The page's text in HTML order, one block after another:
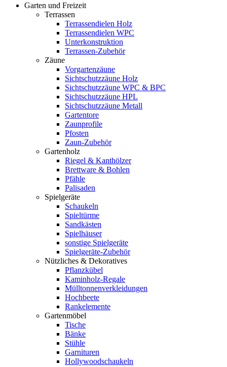
Garten und Freizeit
Terrassen
Terrassendielen Holz
Terrassendielen WPC
Unterkonstruktion
Terrassen-Zubehör
Zäune
Vorgartenzäune
Sichtschutzzäune Holz
Sichtschutzzäune WPC & BPC
Sichtschutzzäune HPL
Sichtschutzzäune Metall
Gartentore
Zaunprofile
Pfosten
Zaun-Zubehör
Gartenholz
Riegel & Kanthölzer
Brettware & Bohlen
Pfähle
Palisaden
Spielgeräte
Schaukeln
Spieltürme
Sandkästen
Spielhäuser
sonstige Spielgeräte
Spielgeräte-Zubehör
Nützliches & Dekoratives
Pflanzkübel
Kaminholz-Regale
Mülltonnenverkleidungen
Hochbeete
Rankelemente
Gartenmöbel
Tische
Bänke
Stühle
Garnituren
Hollywoodschaukeln